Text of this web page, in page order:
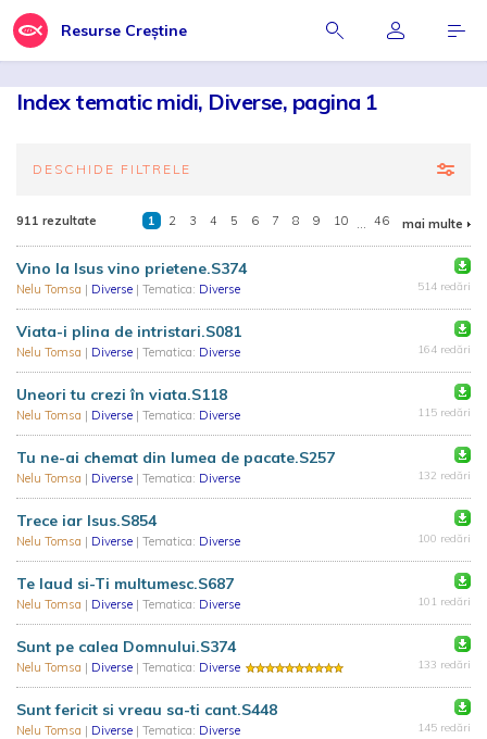
Resurse Creștine
Index tematic midi, Diverse, pagina 1
DESCHIDE FILTRELE
911 rezultate 1 2 3 4 5 6 7 8 9 10 ... 46 mai multe
Vino la Isus vino prietene.S374
Nelu Tomsa | Diverse | Tematica: Diverse 514 redări
Viata-i plina de intristari.S081
Nelu Tomsa | Diverse | Tematica: Diverse 164 redări
Uneori tu crezi în viata.S118
Nelu Tomsa | Diverse | Tematica: Diverse 115 redări
Tu ne-ai chemat din lumea de pacate.S257
Nelu Tomsa | Diverse | Tematica: Diverse 132 redări
Trece iar Isus.S854
Nelu Tomsa | Diverse | Tematica: Diverse 100 redări
Te laud si-Ti multumesc.S687
Nelu Tomsa | Diverse | Tematica: Diverse 101 redări
Sunt pe calea Domnului.S374
Nelu Tomsa | Diverse | Tematica: Diverse 133 redări
Sunt fericit si vreau sa-ti cant.S448
Nelu Tomsa | Diverse | Tematica: Diverse 145 redări